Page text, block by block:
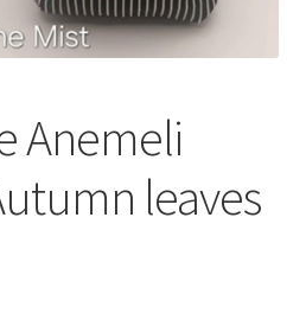
Anemeli
leaves